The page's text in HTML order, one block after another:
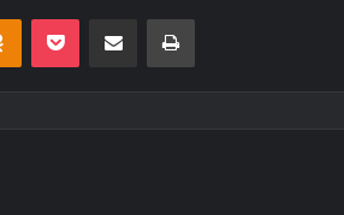
Odnoklassniki
Pocket E-Posta ile paylaş Yazdır